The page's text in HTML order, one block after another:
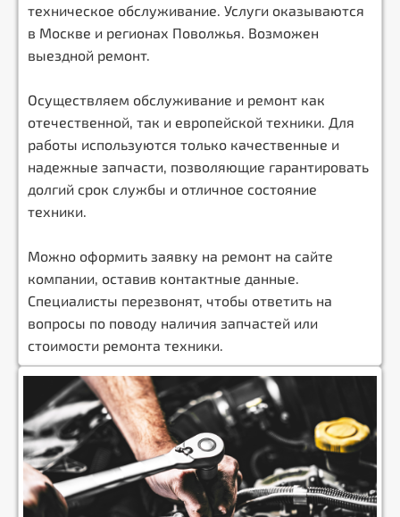
техническое обслуживание. Услуги оказываются
в Москве и регионах Поволжья. Возможен
выездной ремонт.
Осуществляем обслуживание и ремонт как
отечественной, так и европейской техники. Для
работы используются только качественные и
надежные запчасти, позволяющие гарантировать
долгий срок службы и отличное состояние
техники.
Можно оформить заявку на ремонт на сайте
компании, оставив контактные данные.
Специалисты перезвонят, чтобы ответить на
вопросы по поводу наличия запчастей или
стоимости ремонта техники.